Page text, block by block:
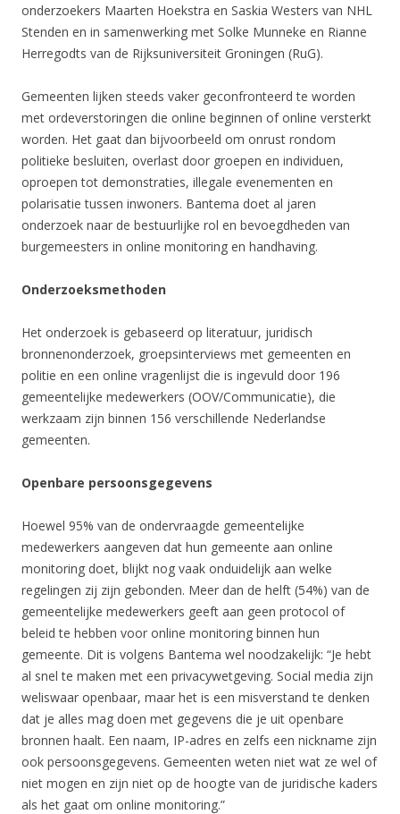
onderzoekers Maarten Hoekstra en Saskia Westers van NHL
Stenden en in samenwerking met Solke Munneke en Rianne
Herregodts van de Rijksuniversiteit Groningen (RuG).
Gemeenten lijken steeds vaker geconfronteerd te worden
met ordeverstoringen die online beginnen of online versterkt
worden. Het gaat dan bijvoorbeeld om onrust rondom
politieke besluiten, overlast door groepen en individuen,
oproepen tot demonstraties, illegale evenementen en
polarisatie tussen inwoners. Bantema doet al jaren
onderzoek naar de bestuurlijke rol en bevoegdheden van
burgemeesters in online monitoring en handhaving.
Onderzoeksmethoden
Het onderzoek is gebaseerd op literatuur, juridisch
bronnenonderzoek, groepsinterviews met gemeenten en
politie en een online vragenlijst die is ingevuld door 196
gemeentelijke medewerkers (OOV/Communicatie), die
werkzaam zijn binnen 156 verschillende Nederlandse
gemeenten.
Openbare persoonsgegevens
Hoewel 95% van de ondervraagde gemeentelijke
medewerkers aangeven dat hun gemeente aan online
monitoring doet, blijkt nog vaak onduidelijk aan welke
regelingen zij zijn gebonden. Meer dan de helft (54%) van de
gemeentelijke medewerkers geeft aan geen protocol of
beleid te hebben voor online monitoring binnen hun
gemeente. Dit is volgens Bantema wel noodzakelijk: “Je hebt
al snel te maken met een privacywetgeving. Social media zijn
weliswaar openbaar, maar het is een misverstand te denken
dat je alles mag doen met gegevens die je uit openbare
bronnen haalt. Een naam, IP-adres en zelfs een nickname zijn
ook persoonsgegevens. Gemeenten weten niet wat ze wel of
niet mogen en zijn niet op de hoogte van de juridische kaders
als het gaat om online monitoring.”